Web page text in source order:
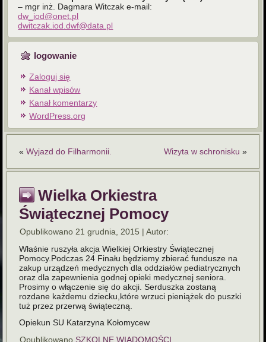
– mgr inż. Dagmara Witczak e-mail:
dw_iod@onet.pl
dwitczak.iod.dwf@data.pl
logowanie
Zaloguj się
Kanał wpisów
Kanał komentarzy
WordPress.org
«Wyjazd do Filharmonii. Wizyta w schronisku »
Wielka Orkiestra
Świątecznej Pomocy
Opublikowano 21 grudnia, 2015 |Autor:
Właśnie ruszyła akcja Wielkiej Orkiestry Świątecznej
Pomocy.Podczas 24 Finału będziemy zbierać fundusze na
zakup urządzeń medycznych dla oddziałów pediatrycznych
oraz dla zapewnienia godnej opieki medycznej seniora.
Prosimy o włączenie się do akcji. Serduszka zostaną
rozdane każdemu dziecku,które wrzuci pieniążek do puszki
tuż przez przerwą świąteczną.
Opiekun SU Katarzyna Kołomycew
Opublikowano SZKOLNE WIADOMOŚCI